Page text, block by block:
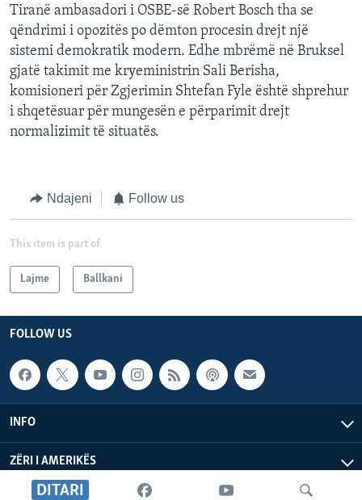
DITARI
Tiranë ambasadori i OSBE-së Robert Bosch tha se
qëndrimi i opozitës po dëmton procesin drejt një
sistemi demokratik modern. Edhe mbrëmë në Bruksel
gjatë takimit me kryeministrin Sali Berisha,
komisioneri për Zgjerimin Shtefan Fyle është shprehur
i shqetësuar për mungesën e përparimit drejt
normalizimit të situatës.
Ndajeni Follow us
This item is part of
Lajme Ballkani
FOLLOW US
INFO
ZËRI I AMERIKËS